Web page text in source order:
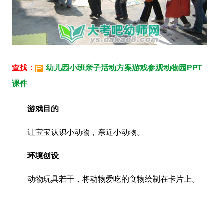
查找：
幼儿园小班亲子活动方案游戏参观动物园PPT
课件
游戏目的
让宝宝认识小动物，亲近小动物。
环境创设
动物玩具若干，将动物爱吃的食物绘制在卡片上。